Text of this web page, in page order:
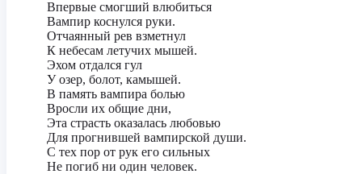
Впервые смогший влюбиться
Вампир коснулся руки.
Отчаянный рев взметнул
К небесам летучих мышей.
Эхом отдался гул
У озер, болот, камышей.
В память вампира болью
Вросли их общие дни,
Эта страсть оказалась любовью
Для прогнившей вампирской души.
С тех пор от рук его сильных
Не погиб ни один человек.